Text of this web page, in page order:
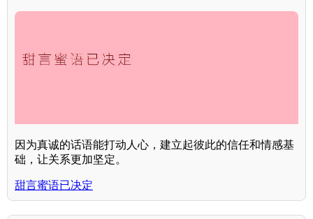
因为真诚的话语能打动人心，建立起彼此的信任和情感基
础，让关系更加坚定。
甜言蜜语已决定